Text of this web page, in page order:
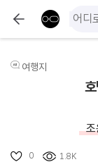
여행지
0 1.8K